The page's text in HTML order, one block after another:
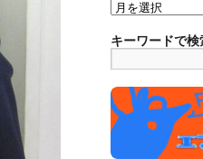
キーワードで検